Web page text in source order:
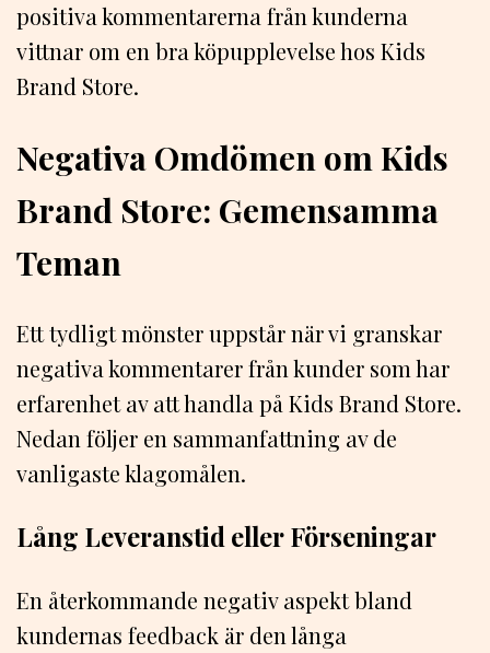
positiva kommentarerna från kunderna
vittnar om en bra köpupplevelse hos Kids
Brand Store.
Negativa Omdömen om Kids
Brand Store: Gemensamma
Teman
Ett tydligt mönster uppstår när vi granskar
negativa kommentarer från kunder som har
erfarenhet av att handla på Kids Brand Store.
Nedan följer en sammanfattning av de
vanligaste klagomålen.
Lång Leveranstid eller Förseningar
En återkommande negativ aspekt bland
kundernas feedback är den långa